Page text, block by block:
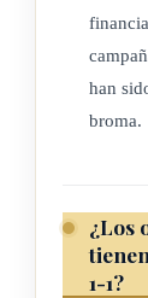
las Mujeres,
(Así
la Violencia
de los
han
broma.
¿Los
1-1?